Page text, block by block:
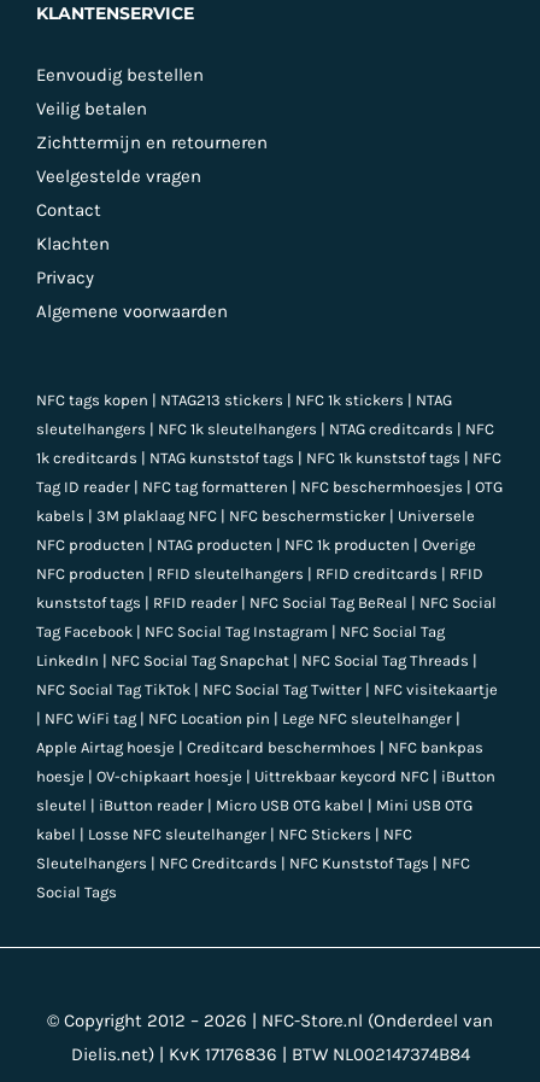
KLANTENSERVICE
Eenvoudig bestellen
Veilig betalen
Zichttermijn en retourneren
Veelgestelde vragen
Contact
Klachten
Privacy
Algemene voorwaarden
NFC tags kopen | NTAG213 stickers | NFC 1k stickers | NTAG
sleutelhangers | NFC 1k sleutelhangers | NTAG creditcards | NFC
1k creditcards | NTAG kunststof tags | NFC 1k kunststof tags | NFC
Tag ID reader| NFC tag formatteren | NFC beschermhoesjes | OTG
kabels | 3M plaklaag NFC| NFC beschermsticker| Universele
NFC producten | NTAG producten | NFC 1k producten | Overige
NFC producten | RFID sleutelhangers | RFID creditcards | RFID
kunststof tags | RFID reader| NFC Social Tag BeReal | NFC Social
Tag Facebook| NFC Social Tag Instagram | NFC Social Tag
LinkedIn | NFC Social Tag Snapchat| NFC Social Tag Threads |
NFC Social Tag TikTok| NFC Social Tag Twitter| NFC visitekaartje
| NFC WiFi tag| NFC Location pin | Lege NFC sleutelhanger|
Apple Airtag hoesje | Creditcard beschermhoes | NFC bankpas
hoesje | OV-chipkaart hoesje | Uittrekbaar keycord NFC| iButton
sleutel | iButton reader| Micro USB OTG kabel | Mini USB OTG
kabel | Losse NFC sleutelhanger| NFC Stickers | NFC
Sleutelhangers | NFC Creditcards | NFC Kunststof Tags | NFC
Social Tags
© Copyright 2012 – 2026 | NFC-Store.nl (Onderdeel van
Dielis.net) | KvK 17176836 | BTW NL002147374B84